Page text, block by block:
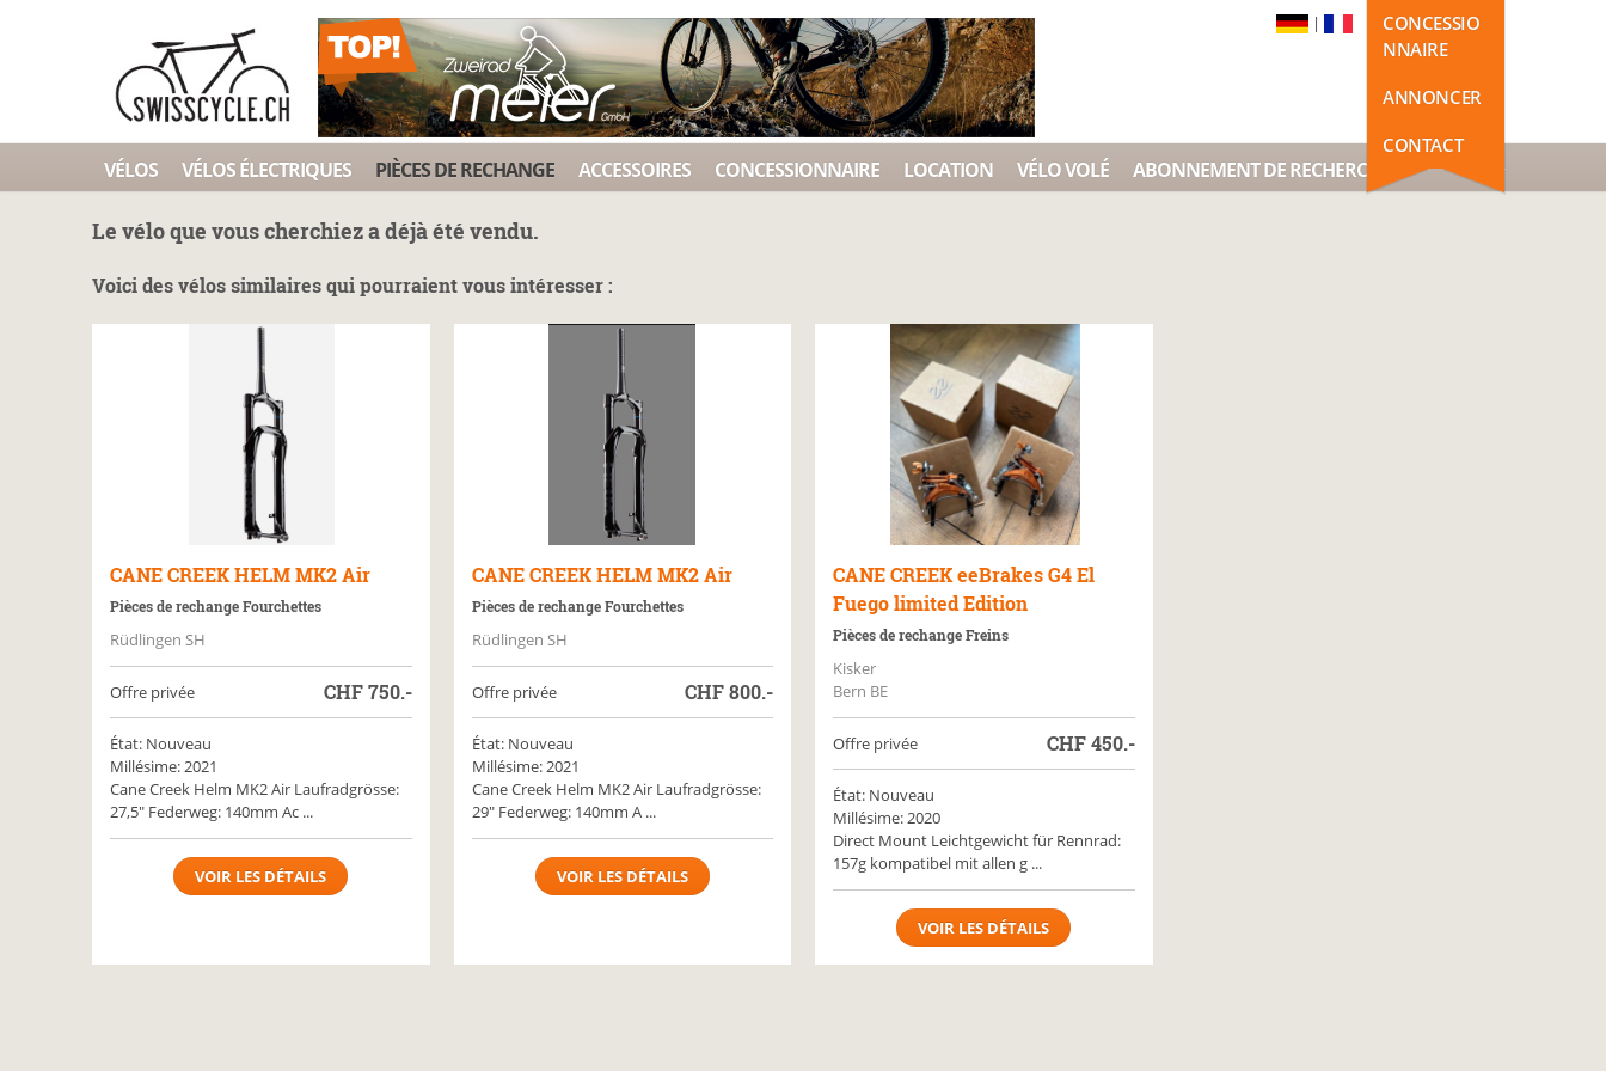
CONCESSIO
NNAIRE
ANNONCER
CONTACT
|
VÉLOS VÉLOS ÉLECTRIQUES PIÈCES DE RECHANGE ACCESSOIRES CONCESSIONNAIRE LOCATION VÉLO VOLÉ ABONNEMENT DE RECHERCHE
Le vélo que vous cherchiez a déjà été vendu.
Voici des vélos similaires qui pourraient vous intéresser :
CANE CREEKHELM MK2 Air
Pièces de rechange Fourchettes
Rüdlingen SH
Offre privée CHF750.-
État: Nouveau
Millésime: 2021
Cane Creek Helm MK2 Air Laufradgrösse:
27,5" Federweg: 140mm Ac ...
VOIR LES DÉTAILS
CANE CREEK HELM MK2 Air
Pièces de rechange Fourchettes
Rüdlingen SH
Offre privée CHF800.-
État: Nouveau
Millésime: 2021
Cane Creek Helm MK2 Air Laufradgrösse:
29" Federweg: 140mm A ...
VOIR LES DÉTAILS
CANE CREEKeeBrakes G4 El
Fuego limited Edition
Pièces de rechange Freins
Kisker
Bern BE
Offre privée CHF450.-
État: Nouveau
Millésime: 2020
Direct Mount Leichtgewicht für Rennrad:
157g kompatibel mit allen g ...
VOIR LES DÉTAILS